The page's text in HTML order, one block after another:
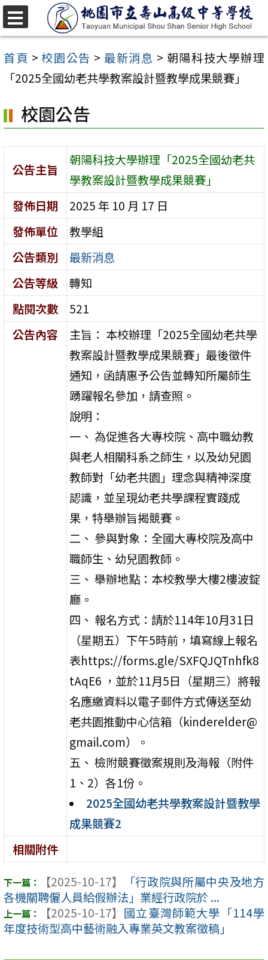
跳
至
主
容
區
首頁 >校園公告 >最新消息 > 朝陽科技大學辦理
「2025全國幼老共學教案設計暨教學成果競賽」
校園公告
公告主旨
朝陽科技大學辦理「2025全國幼老共
學教案設計暨教學成果競賽」
發佈日期
2025 年 10 月 17 日
發佈單位
教學組
公告類別
最新消息
公告等級
轉知
點閱次數
521
公告內容
主旨： 本校辦理「2025全國幼老共學
教案設計暨教學成果競賽」最後徵件
通知，函請惠予公告並轉知所屬師生
踴躍報名參加，請查照。
說明：
一、 為促進各大專校院、高中職幼教
與老人相關科系之師生，以及幼兒園
教師對「幼老共園」理念與精神深度
認識，並呈現幼老共學課程實踐成
果，特舉辦旨揭競賽。
二、 參與對象：全國大專校院及高中
職師生、幼兒園教師。
三、 舉辦地點：本校教學大樓2樓波錠
廳。
四、 報名方式：請於114年10月31日
（星期五）下午5時前，填寫線上報名
表https://forms.gle/SXFQJQTnhfk8
tAqE6 ，並於11月5日（星期三）將報
名應繳資料以電子郵件方式傳送至幼
老共園推動中心信箱（kinderelder@
gmail.com）。
五、 檢附競賽徵案規則及海報（附件
1、2）各1份。
2025全國幼老共學教案設計暨教學
成果競賽2
相關附件
【2025-10-17】
「行政院與所屬中央及地方
各機關聘僱人員給假辦法」業經行政院於 ...
【2025-10-17】 國立臺灣師範大學「114學
年度技術型高中藝術融入專業英文教案徵稿」
選
單